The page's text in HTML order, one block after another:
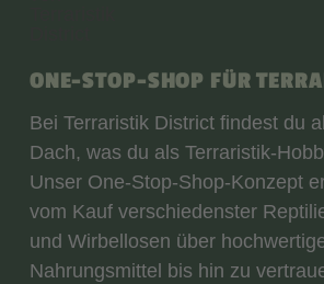
ONE-STOP-SHOP FÜR
Bei Terraristik District findest du
Dach, was du als Terraristik-
Unser One-Stop-Shop-Konzept
vom Kauf verschiedenster
und Wirbellosen über
Nahrungsmittel bis hin zu